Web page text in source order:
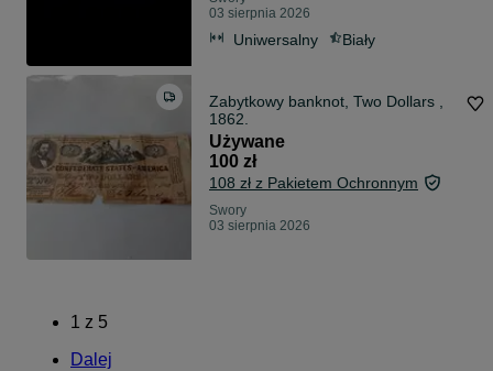
03 sierpnia 2026
Uniwersalny Biały
Zabytkowy banknot, Two Dollars ,
1862.
Używane
100 zł
108 zł z Pakietem Ochronnym
Swory
03 sierpnia 2026
1 z 5
Dalej